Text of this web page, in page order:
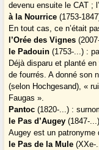
devenu ensuite le CAT ;
à la Nourrice (1753-
En tout cas, ce n’était
l’Orée des Vignes
le Padouin (1753-...) :
Déjà disparu et planté
de fourrés. A donné son
(selon Hochgesand), «
Faugas ».
Pantoc (1820-...) :
le Pas d’Augey (1847-
Augey est un patronyme
le Pas de la Mule (XXe-